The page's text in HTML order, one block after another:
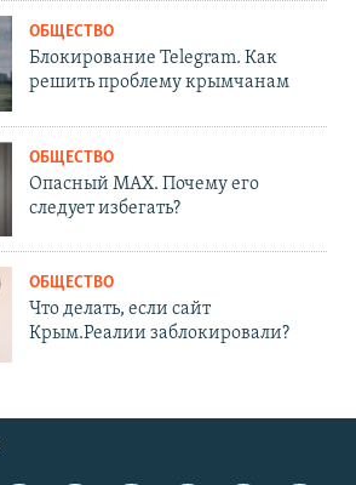
ОБЩЕСТВО
Блокирование Telegram. Как
решить проблему крымчанам
ОБЩЕСТВО
Опасный MAX. Почему его
следует избегать?
ОБЩЕСТВО
Что делать, если сайт
Крым.Реалии заблокировали?